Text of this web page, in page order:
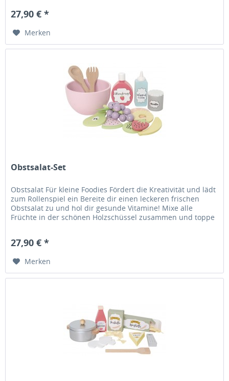
27,90 € *
Merken
Obstsalat-Set
Obstsalat Für kleine Foodies Fördert die Kreativität und lädt
zum Rollenspiel ein Bereite dir einen leckeren frischen
Obstsalat zu und hol dir gesunde Vitamine! Mixe alle
Früchte in der schönen Holzschüssel zusammen und toppe
27,90 € *
Merken